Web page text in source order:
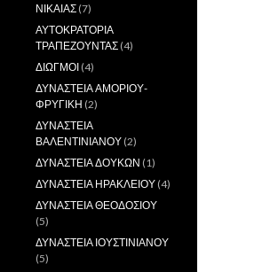
ΝΙΚΑΙΑΣ (7)
ΑΥΤΟΚΡΑΤΟΡΙΑ
ΤΡΑΠΕΖΟΥΝΤΑΣ (4)
ΔΙΩΓΜΟΙ (4)
ΔΥΝΑΣΤΕΙΑ ΑΜΟΡΙΟΥ-
ΦΡΥΓΙΚΗ (2)
ΔΥΝΑΣΤΕΙΑ
ΒΑΛΕΝΤΙΝΙΑΝΟΥ (2)
ΔΥΝΑΣΤΕΙΑ ΔΟΥΚΩΝ (1)
ΔΥΝΑΣΤΕΙΑ ΗΡΑΚΛΕΙΟΥ (4)
ΔΥΝΑΣΤΕΙΑ ΘΕΟΔΟΣΙΟΥ
(5)
ΔΥΝΑΣΤΕΙΑ ΙΟΥΣΤΙΝΙΑΝΟΥ
(5)